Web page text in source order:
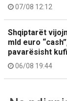
07/08 12:12
Shqiptarët
mld euro
pavarësisht
06/08 19:44